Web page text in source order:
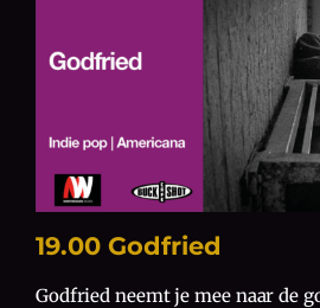
19.00 Godfried
Godfried neemt je mee naar de